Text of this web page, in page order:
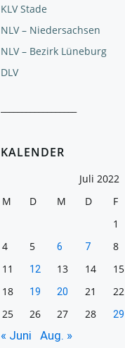
KLV Stade
NLV – Niedersachsen
NLV – Bezirk Lüneburg
DLV
KALENDER
Juli 2022
M
D M D F
1
4
5 6 7 8
11
12 13 14 15
18
19 20 21 22
25
26 27 28 29
« Juni Aug. »